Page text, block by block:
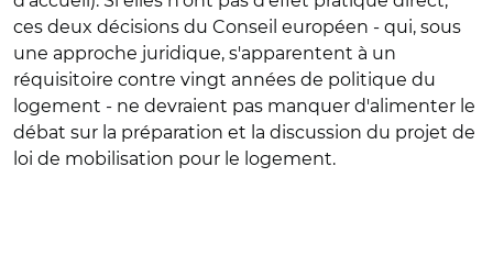
ces deux décisions du Conseil européen - qui, sous
une approche juridique, s'apparentent à un
réquisitoire contre vingt années de politique du
logement - ne devraient pas manquer d'alimenter le
débat sur la préparation et la discussion du projet de
loi de mobilisation pour le logement.